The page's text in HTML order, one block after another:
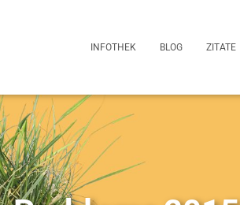
INFOTHEK BLOG ZITATE